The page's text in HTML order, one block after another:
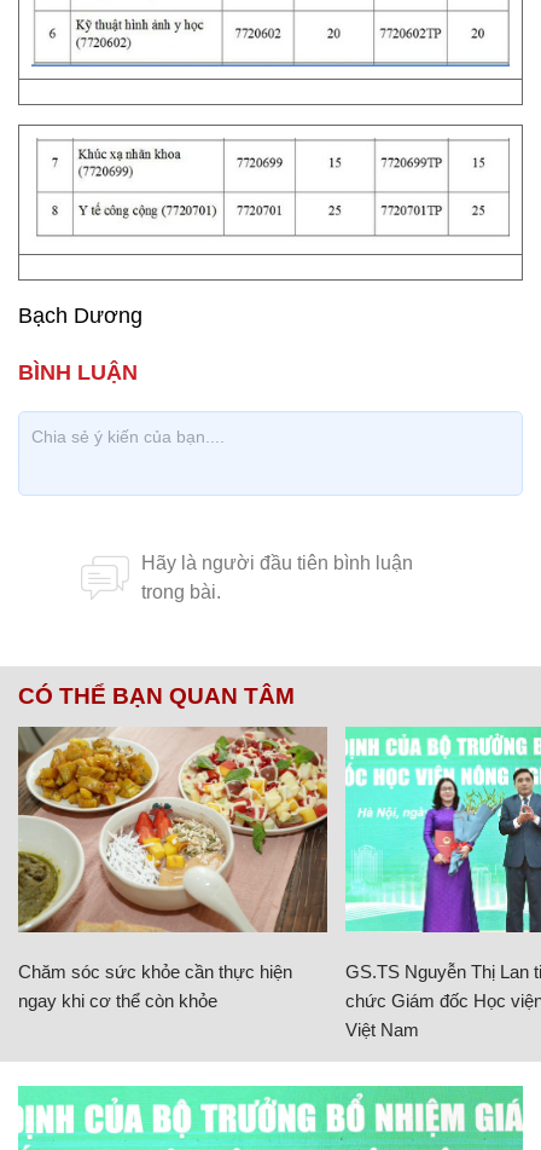
Bạch Dương
CÓ THỂ BẠN QUAN TÂM
Chăm sóc sức khỏe cần thực hiện
ngay khi cơ thể còn khỏe
GS.TS Nguyễn Thị Lan
chức Giám đốc Học
Việt Nam